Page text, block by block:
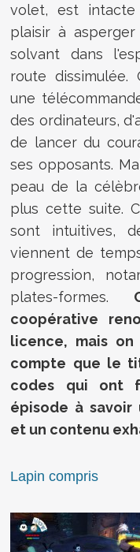
volet, est
plaisir à
solvant dans
route
une
des ordinateurs,
de lancer du
ses opposants.
peau de la
plus cette suite.
sont intuitives,
viennent de
progression,
plates-formes.
coopérative
licence, mais
compte que le
codes qui ont
épisode à
et un contenu
Lapin compris